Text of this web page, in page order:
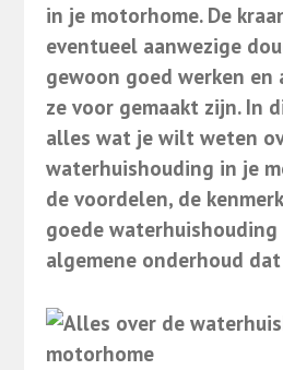
in je motorhome. De
eventueel aanwezige
gewoon goed werken
ze voor gemaakt zijn. In
alles wat je wilt weten
waterhuishouding in je
de voordelen, de
goede
algemene onderhoud